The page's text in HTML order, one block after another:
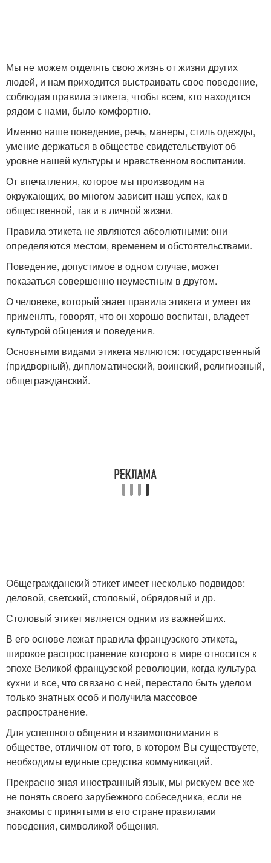
Мы не можем отделять свою жизнь от жизни других
людей, и нам приходится выстраивать свое поведение,
соблюдая правила этикета, чтобы всем, кто находится
рядом с нами, было комфортно.
Именно наше поведение, речь, манеры, стиль одежды,
умение держаться в обществе свидетельствуют об
уровне нашей культуры и нравственном воспитании.
От впечатления, которое мы производим на
окружающих, во многом зависит наш успех, как в
общественной, так и в личной жизни.
Правила этикета не являются абсолютными: они
определяются местом, временем и обстоятельствами.
Поведение, допустимое в одном случае, может
показаться совершенно неуместным в другом.
О человеке, который знает правила этикета и умеет их
применять, говорят, что он хорошо воспитан, владеет
культурой общения и поведения.
Основными видами этикета являются: государственный
(придворный), дипломатический, воинский, религиозный,
общегражданский.
Общегражданский этикет имеет несколько подвидов:
деловой, светский, столовый, обрядовый и др.
Столовый этикет является одним из важнейших.
В его основе лежат правила французского этикета,
широкое распространение которого в мире относится к
эпохе Великой французской революции, когда культура
кухни и все, что связано с ней, перестало быть уделом
только знатных особ и получила массовое
распространение.
Для успешного общения и взаимопонимания в
обществе, отличном от того, в котором Вы существуете,
необходимы единые средства коммуникаций.
Прекрасно зная иностранный язык, мы рискуем все же
не понять своего зарубежного собеседника, если не
знакомы с принятыми в его стране правилами
поведения, символикой общения.